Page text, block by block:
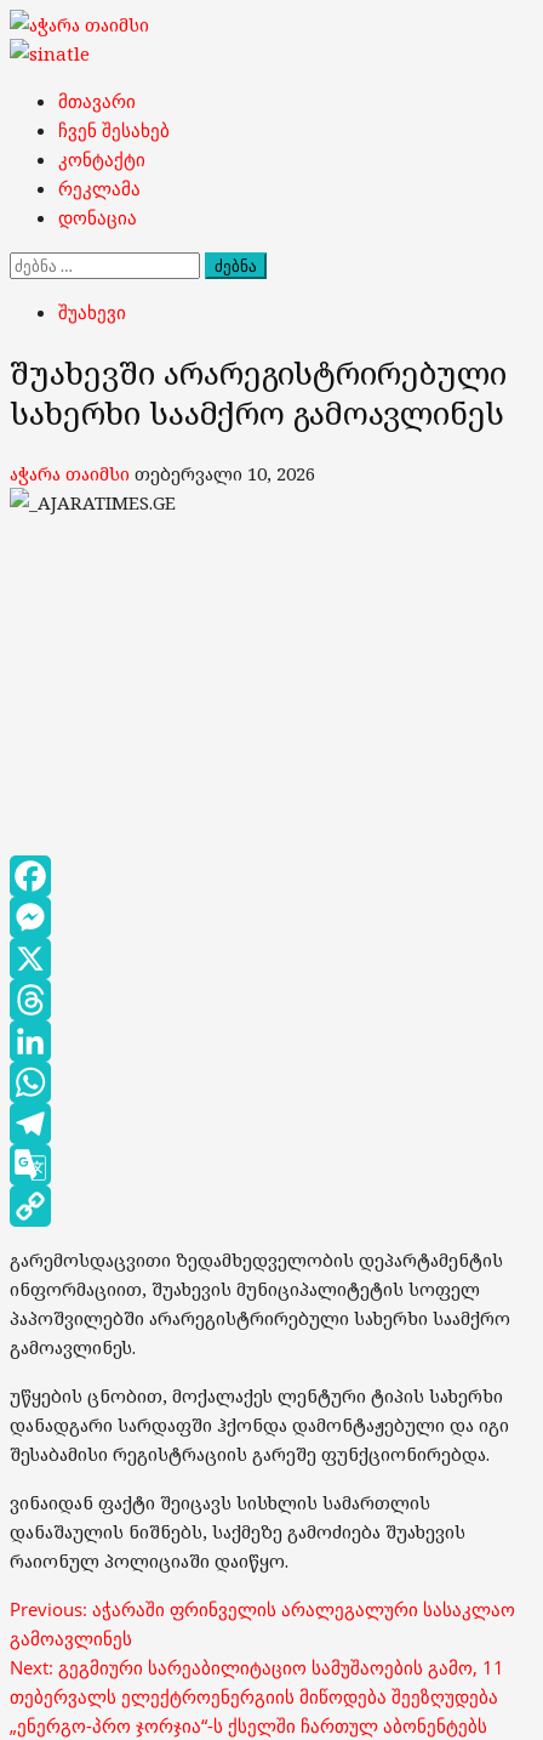
Skip
to
Primary
Menu
მთავარი
ჩვენ შესახებ
კონტაქტი
რეკლამა
დონაცია
ძებნა:
შუახევი
შუახევში არარეგისტრირებული
სახერხი საამქრო გამოავლინეს
აჭარა თაიმსი თებერვალი 10, 2026
Facebook
Messenger
X
Threads
LinkedIn
WhatsApp
Telegram
Google
Translate
Copy
Link
გარემოსდაცვითი ზედამხედველობის დეპარტამენტის
ინფორმაციით, შუახევის მუნიციპალიტეტის სოფელ
პაპოშვილებში არარეგისტრირებული სახერხი საამქრო
გამოავლინეს.
უწყების ცნობით, მოქალაქეს ლენტური ტიპის სახერხი
დანადგარი სარდაფში ჰქონდა დამონტაჟებული და იგი
შესაბამისი რეგისტრაციის გარეშე ფუნქციონირებდა.
ვინაიდან ფაქტი შეიცავს სისხლის სამართლის
დანაშაულის ნიშნებს, საქმეზე გამოძიება შუახევის
რაიონულ პოლიციაში დაიწყო.
Post
navigation
Previous: აჭარაში ფრინველის არალეგალური სასაკლაო
გამოავლინეს
Next: გეგმიური სარეაბილიტაციო სამუშაოების გამო, 11
თებერვალს ელექტროენერგიის მიწოდება შეეზღუდება
„ენერგო-პრო ჯორჯია“-ს ქსელში ჩართულ აბონენტებს